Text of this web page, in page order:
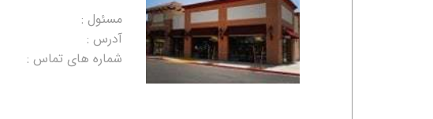
مسئول :
آدرس :
شماره های تماس :